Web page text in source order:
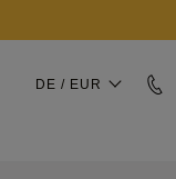
DE / EUR